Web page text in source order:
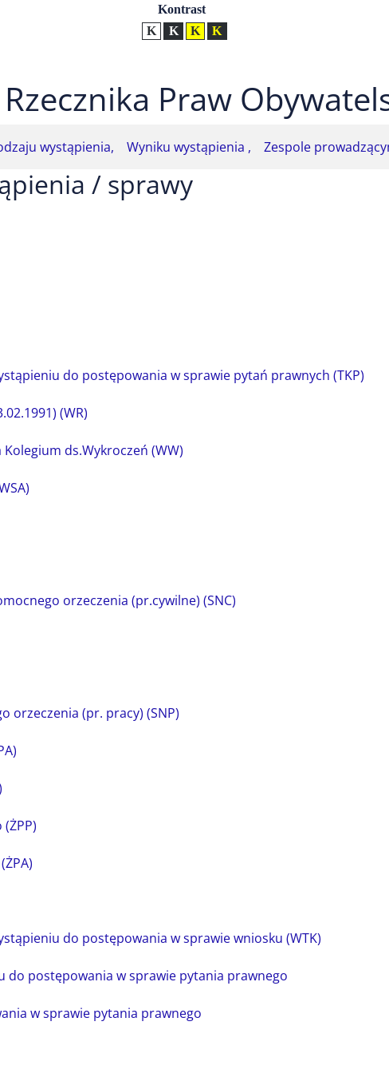
UstawieniaKontrast
Kontrast normalny
Kontrast biały tekst na czarnym
Kontrast czarny tekst na żółtym
Praw
wystąpienia, Wyniku wystąpienia , Zespole
/ sprawy
do postępowania w sprawie pytań prawnych (TKP)
(WR)
ds.Wykroczeń (WW)
orzeczenia (pr.cywilne) (SNC)
orzeczenia (pr. pracy) (SNP)
do postępowania w sprawie wniosku (WTK)
do postępowania w sprawie pytania prawnego
w sprawie pytania prawnego